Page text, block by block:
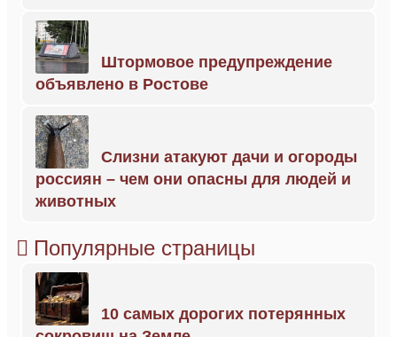
Штормовое предупреждение
объявлено в Ростове
Слизни атакуют дачи и огороды
россиян – чем они опасны для людей и
животных
Популярные страницы
10 самых дорогих потерянных